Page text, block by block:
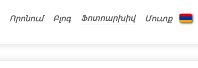
Որոնում Բլոգ Ֆոտոարխիվ Մուտք